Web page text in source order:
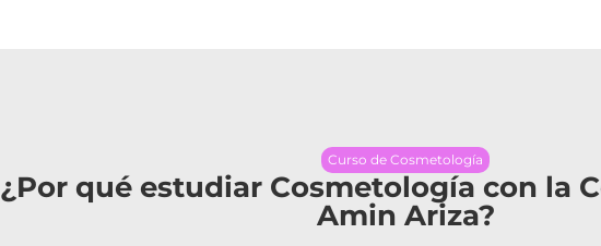
Curso de Cosmetología
¿Por qué estudiar Cosmetología con la
Amin Ariza?